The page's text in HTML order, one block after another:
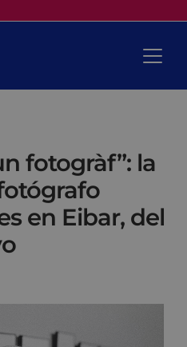
fotogràf”: la
en Eibar, del